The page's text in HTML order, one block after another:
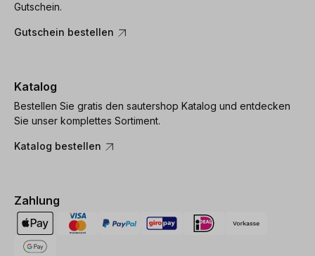
Gutschein.
Gutschein bestellen
Katalog
Bestellen Sie gratis den sautershop Katalog und entdecken
Sie unser komplettes Sortiment.
Katalog bestellen
Zahlung